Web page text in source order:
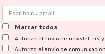
Marcar todos
Autorizo el envío de newsletters
Autorizo el envío de